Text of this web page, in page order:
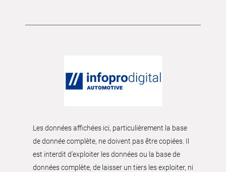
Les données affichées ici, particulièrement la base
de donnée complète, ne doivent pas être copiées. Il
est interdit d’exploiter les données ou la base de
données complète, de laisser un tiers les exploiter, ni